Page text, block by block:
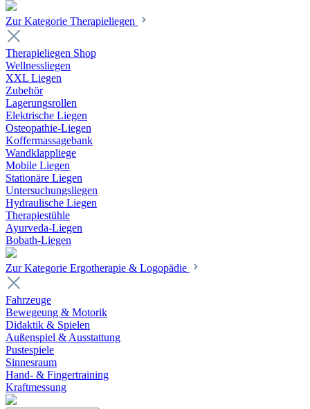
Zur Kategorie Therapieliegen
Therapieliegen Shop
Wellnessliegen
XXL Liegen
Zubehör
Lagerungsrollen
Elektrische Liegen
Osteopathie-Liegen
Koffermassagebank
Wandklappliege
Mobile Liegen
Stationäre Liegen
Untersuchungsliegen
Hydraulische Liegen
Therapiestühle
Ayurveda-Liegen
Bobath-Liegen
Zur Kategorie Ergotherapie & Logopädie
Fahrzeuge
Bewegeung & Motorik
Didaktik & Spielen
Außenspiel & Ausstattung
Pustespiele
Sinnesraum
Hand- & Fingertraining
Kraftmessung